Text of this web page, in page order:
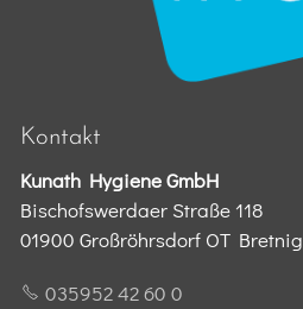
Kontakt
Kunath Hygiene GmbH
Bischofswerdaer Straße 118
01900 Großröhrsdorf OT Bretnig
035952 42 60 0